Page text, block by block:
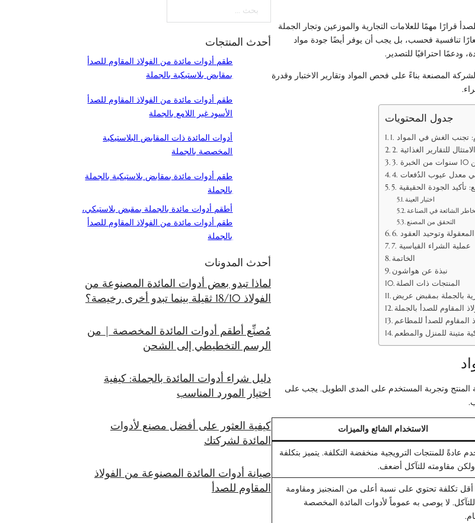
قرارًا مهمًا للعلامات التجارية والموزعين وتجار الجملة
تنافسية فحسب، بل يجب أن يوفر أيضًا جودة مواد
ودعمًا احترافيًا للتصدير.
المصنعة بناءً على فحص المواد وتقارير الاختبار وقدرة
جدول المحتويات
تجنب الغش في المواد
للتقارير الغذائية
في معدل عيوب الدُفعات
تأكيد الجودة الحقيقية
اختبار العينة
الشائعة في الصناعة
التحقق من المصنع
وتوحيد العقود
7. عملية الشراء القياسية
الخاتمة
نبذة عن هواشون
المنتجات ذات الصلة
بالجملة بمقبض عريض
المقاوم للصدأ بالجملة
المقاوم للصدأ للمطاعم
متينة للمنزل والمطعم
المنتج وتجربة المستخدم على المدى الطويل. يجب على
الاستخدام الشائع والميزات
عادةً للمنتجات الترويجية منخفضة التكلفة. يتميز بتكلفة
مقاومته للتآكل أضعف.
أقل تكلفة تحتوي على نسبة أعلى من المنجنيز ومقاومة
لا يوصى به عموماً لأدوات المائدة المخصصة
بحث
أحدث المنتجات
طقم أدوات مائدة من الفولاذ المقاوم للصدأ
بمقابض بلاستيكية بالجملة
طقم أدوات مائدة من الفولاذ المقاوم للصدأ
الأسود غير اللامع بالجملة
أدوات المائدة ذات المقابض البلاستيكية
المخصصة بالجملة
طقم أدوات مائدة بمقابض بلاستيكية بالجملة
بالجملة
أطقم أدوات مائدة بالجملة بمقبض بلاستيكي،
طقم أدوات مائدة من الفولاذ المقاوم للصدأ
بالجملة
أحدث المدونات
لماذا تبدو بعض أدوات المائدة المصنوعة من
الفولاذ 18/10 ثقيلة بينما تبدو أخرى رخيصة؟
مُصنِّع أطقم أدوات المائدة المخصصة | من
الرسم التخطيطي إلى الشحن
دليل شراء أدوات المائدة بالجملة: كيفية
اختيار المورد المناسب
كيفية العثور على أفضل مصنع لأدوات
المائدة لشركتك
صيانة أدوات المائدة المصنوعة من الفولاذ
المقاوم للصدأ